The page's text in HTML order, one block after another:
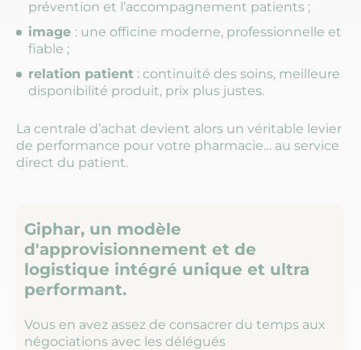
prévention et l’accompagnement patients ;
image : une officine moderne, professionnelle et
fiable ;
relation patient : continuité des soins, meilleure
disponibilité produit, prix plus justes.
La centrale d’achat devient alors un véritable levier
de performance pour votre pharmacie… au service
direct du patient.
Giphar, un modèle
d'approvisionnement et de
logistique intégré unique et ultra
performant.
Vous en avez assez de consacrer du temps aux
négociations avec les délégués